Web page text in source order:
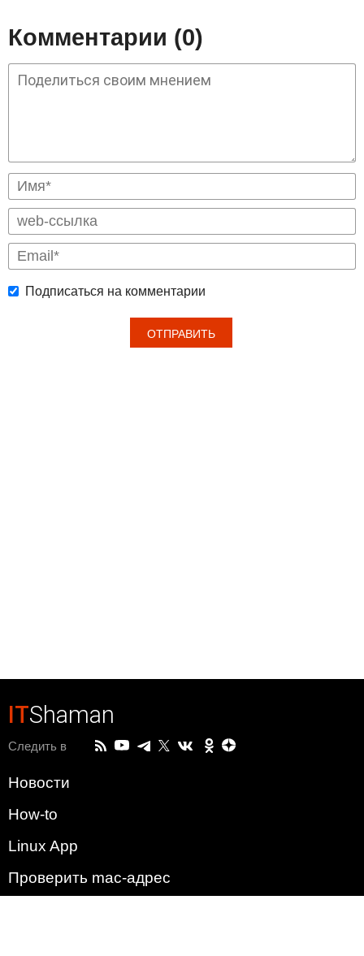
Комментарии (0)
Подписаться на комментарии
ITShaman
Следить в
Новости
How-to
Linux App
Проверить mac-адрес